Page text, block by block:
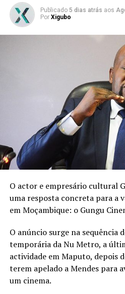
“O leite
e é o melhor
primeiros seis
vida do bebé”,
artista na
A Semana Mundial do
vida sustentável: fortaleça o
Publicado 5 dias atrás aos
Por Xigubo
O actor e empresário cultural
uma resposta concreta para a
em Moçambique: o Gungu
O anúncio surge na sequência
temporária da Nu Metro, a
actividade em Maputo, depois
terem apelado a Mendes para
um cinema.